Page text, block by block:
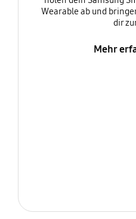
Wearable ab und
dir
Mehr